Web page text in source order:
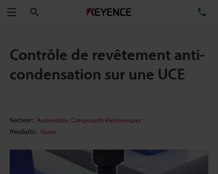
Menu
Contrôle de revêtement anti-
condensation sur une UCE
Secteur: Automobile, Composants électroniques
Produits: Vision